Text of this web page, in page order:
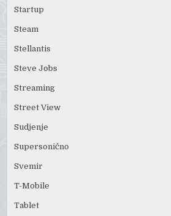
Startup
Steam
Stellantis
Steve Jobs
Streaming
Street View
Sudjenje
Supersonično
Svemir
T-Mobile
Tablet